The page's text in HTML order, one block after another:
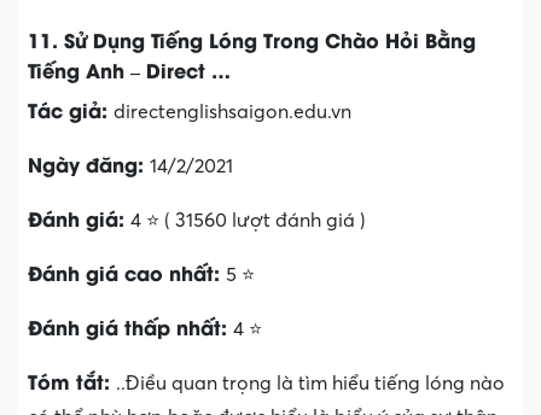
11. Sử Dụng Tiếng Lóng Trong Chào Hỏi Bằng
Tiếng Anh – Direct …
Tác giả: directenglishsaigon.edu.vn
Ngày đăng: 14/2/2021
Đánh giá: 4 ⭐ ( 31560 lượt đánh giá )
Đánh giá cao nhất: 5 ⭐
Đánh giá thấp nhất: 4 ⭐
Tóm tắt: ..Điều quan trọng là tìm hiểu tiếng lóng nào